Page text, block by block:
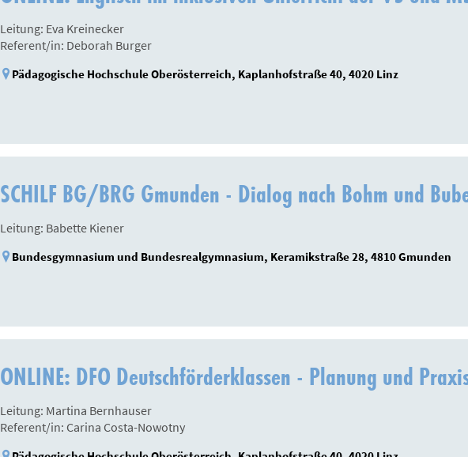
Leitung: Eva Kreinecker
Referent/in: Deborah Burger
Pädagogische Hochschule Oberösterreich, Kaplanhofstraße 40, 4020 Linz
SCHILF BG/BRG Gmunden - Dialog nach Bohm und
Leitung: Babette Kiener
Bundesgymnasium und Bundesrealgymnasium, Keramikstraße 28, 4810 Gmunden
ONLINE: DFO Deutschförderklassen - Planung und
Leitung: Martina Bernhauser
Referent/in: Carina Costa-Nowotny